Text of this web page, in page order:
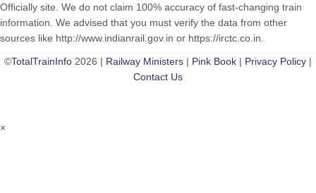
Officially site. We do not claim 100% accuracy of fast-changing train
information. We advised that you must verify the data from other
sources like http://www.indianrail.gov.in or https://irctc.co.in.
©TotalTrainInfo 2026 | Railway Ministers | Pink Book | Privacy Policy |
Contact Us
×